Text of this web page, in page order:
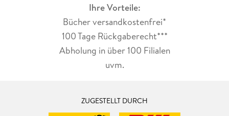
Ihre Vorteile:
Bücher versandkostenfrei*
100 Tage Rückgaberecht***
Abholung in über 100 Filialen
uvm.
ZUGESTELLT DURCH